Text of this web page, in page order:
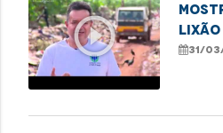
play_circle_outline
lixão
31/